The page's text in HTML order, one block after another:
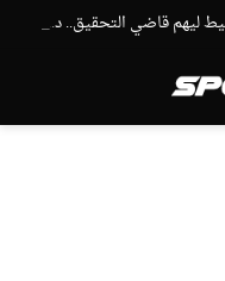
أيت منا: “كاع لي كانو كيساعدو الوداد عيط ليهم قاضي التحقيق.. دابا حتى شي واحد ما بقا باغي يعاون”